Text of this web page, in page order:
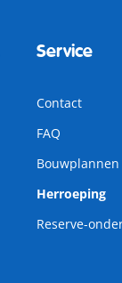
Service
Contact
FAQ
Bouwplannen
Herroeping
Reserve-